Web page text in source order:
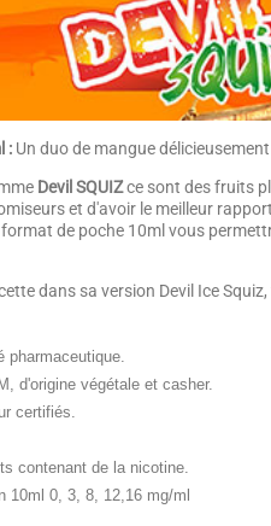
: Un duo de mangue
Devil SQUIZce sont des fruits
et d'avoir le meilleur
de poche 10ml vous
dans sa version Devil Ice
pharmaceutique.
d'origine végétale et casher.
certifiés.
contenant de la nicotine.
10ml 0, 3, 8, 12,16 mg/ml